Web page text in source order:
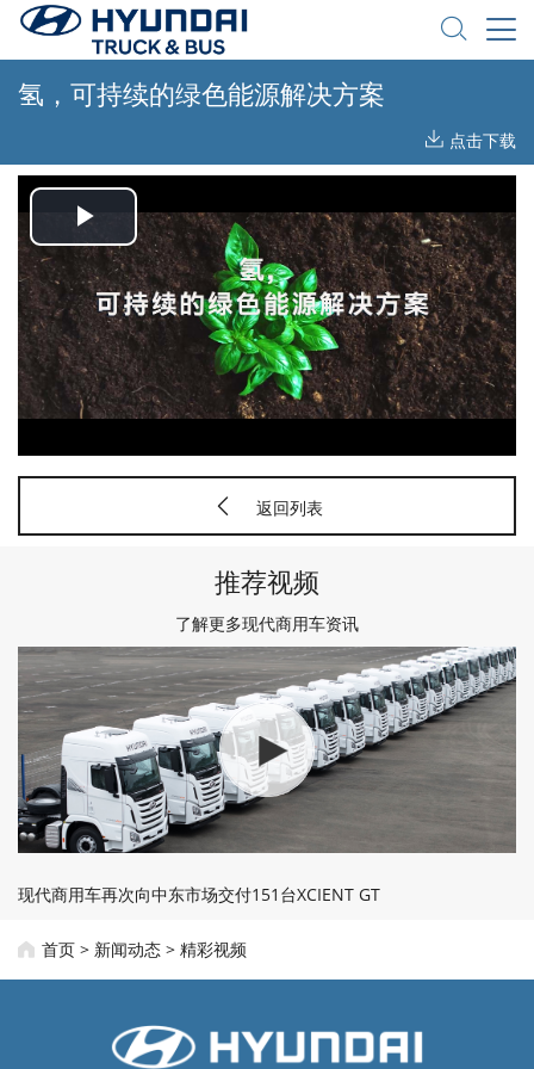
氢，可持续的绿色能源解决方案
点击下载
Play
Video
返回列表
推荐视频
了解更多现代商用车资讯
现代商用车再次向中东市场交付151台XCIENT GT
首页 > 新闻动态 > 精彩视频